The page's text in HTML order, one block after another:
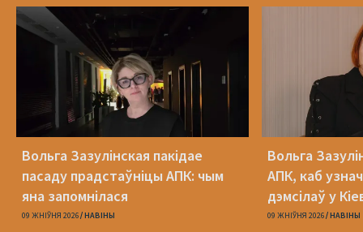
Вольга Зазулінская пакідае
пасаду прадстаўніцы АПК: чым
яна запомнілася
09 ЖНІЎНЯ 2026 НАВІНЫ
Вольга
АПК, каб
дэмсілаў у
Юлія Міцкевіч
09 ЖНІЎНЯ 2026 НАВІНЫ